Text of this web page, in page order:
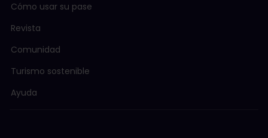
Cómo usar su pase
Revista
Comunidad
Turismo sostenible
Ayuda